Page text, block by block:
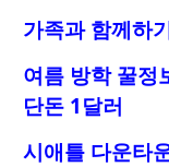
가족과 함께하
여름 방학 꿀정
단돈 1달러
시애틀 다운타